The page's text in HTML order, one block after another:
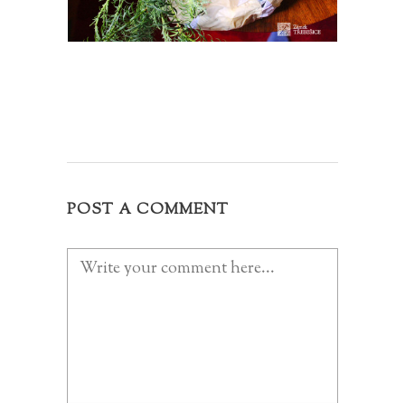
POST A COMMENT